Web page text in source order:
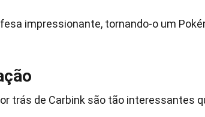
impressionante, tornando-o um
trás de Carbink são tão interessantes